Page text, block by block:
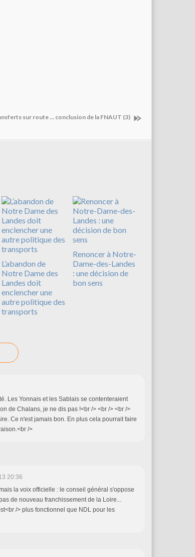
sur route ... conclusion de la FNAUT (3)
L’abandon de
Notre Dame des
Landes doit
enclencher une
autre politique des
transports
Renoncer à Notre-
Dame-des-Landes
: une décision de
bon sens
Les Yonnais et les Sablais se contenteraient
de Chalans, je ne dis pas !<br /> <br /> <br />
Ce n'est jamais bon. En plus cela pourrait faire
/>
20:36
la voix officielle : le conseil général s'oppose
de nouveau franchissement de la Loire...
/> plus fonctionnel que NDL pour les